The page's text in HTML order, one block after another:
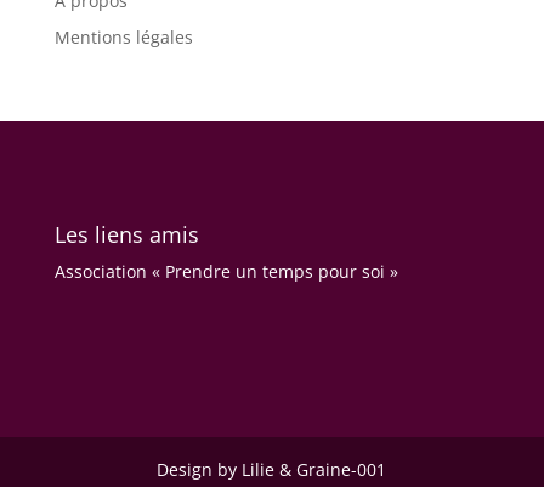
Mentions légales
Les liens amis
Association « Prendre un temps pour soi »
Design by Lilie & Graine-001